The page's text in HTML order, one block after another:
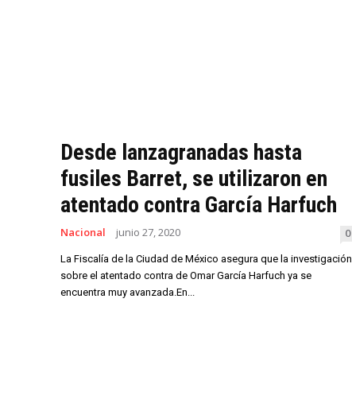
Desde lanzagranadas hasta
fusiles Barret, se utilizaron en
atentado contra García Harfuch
Nacional junio 27, 2020 0
La Fiscalía de la Ciudad de México asegura que la investigación
sobre el atentado contra de Omar García Harfuch ya se
encuentra muy avanzada.En...